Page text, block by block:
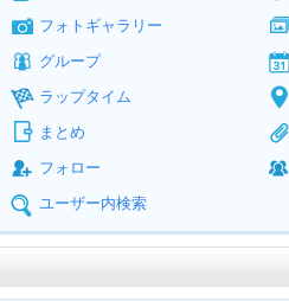
フォトギャラリー
グループ
ラップタイム
まとめ
フォロー
ユーザー内検索